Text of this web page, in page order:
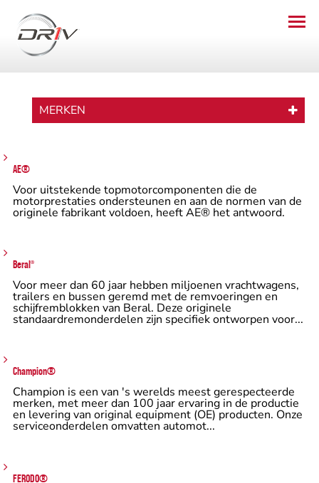
MERKEN
AE®
Voor uitstekende topmotorcomponenten die de
motorprestaties ondersteunen en aan de normen van de
originele fabrikant voldoen, heeft AE® het antwoord.
Beral®
Voor meer dan 60 jaar hebben miljoenen vrachtwagens,
trailers en bussen geremd met de remvoeringen en
schijfremblokken van Beral. Deze originele
standaardremonderdelen zijn specifiek ontworpen voor...
Champion®
Champion is een van 's werelds meest gerespecteerde
merken, met meer dan 100 jaar ervaring in de productie
en levering van original equipment (OE) producten. Onze
serviceonderdelen omvatten automot...
FERODO®